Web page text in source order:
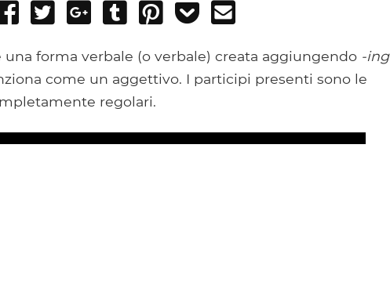
Share
Facebook
Tweet
Share
Google+
Post
Tumblr
Pin
Add
Pocket
forma verbale (o verbale) creata aggiungendo -ing
come un aggettivo. I participi presenti sono le
regolari.